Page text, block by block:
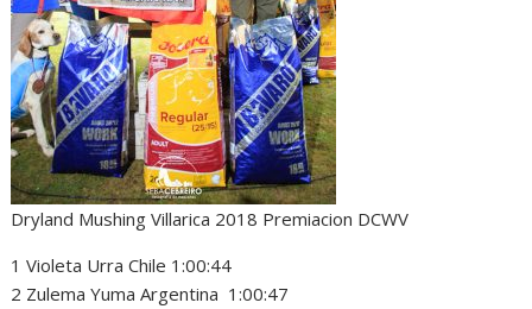
Dryland Mushing Villarica 2018 Premiacion DCWV
1 Violeta Urra Chile 1:00:44
2 Zulema Yuma Argentina 1:00:47